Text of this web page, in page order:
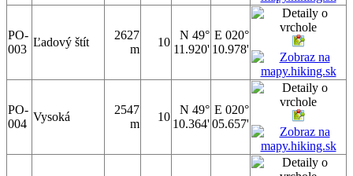
PO-
003
Ľadový štít
2627
m
10
N 49°
11.920'
E 020°
10.978'
PO-
004
Vysoká
2547
m
10
N 49°
10.364'
E 020°
05.657'